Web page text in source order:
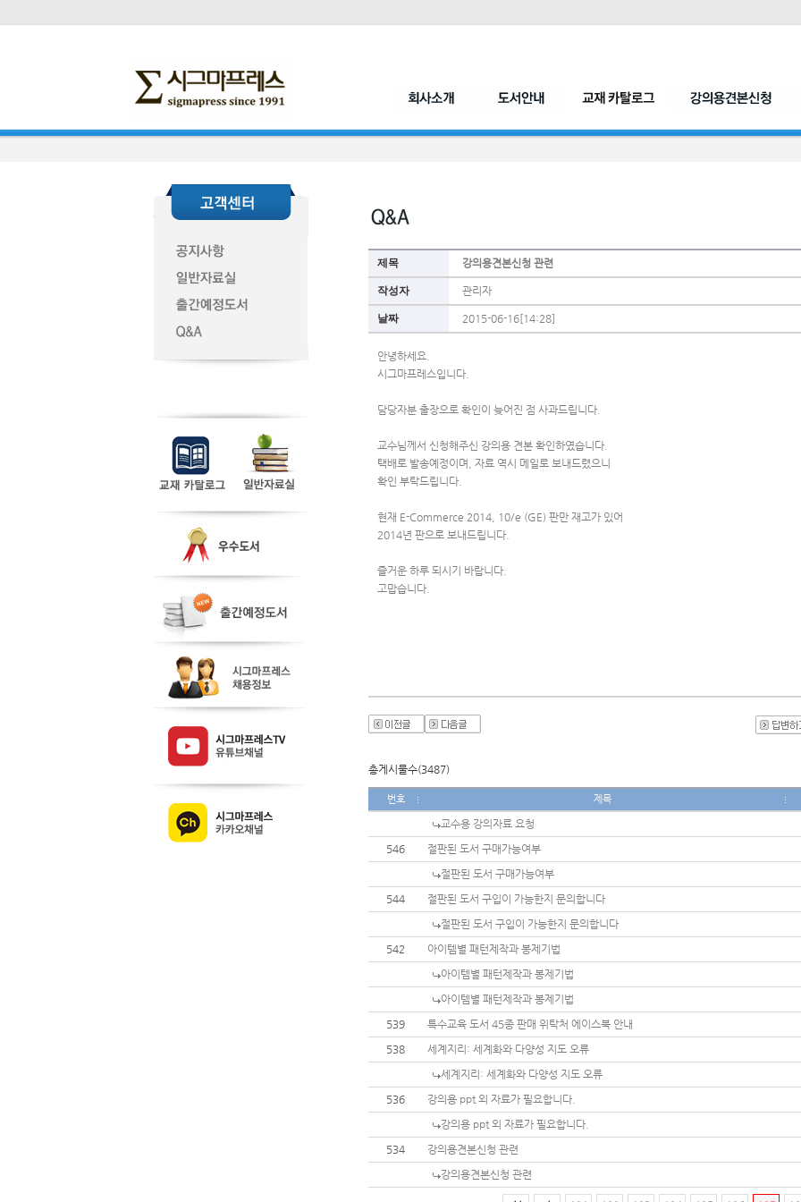
제목 강의용견본신청 관련
작성자 관리자
날짜 2015-06-16[14:28]
안녕하세요.
시그마프레스입니다.
담당자분 출장으로 확인이 늦어진 점 사과드립니다.
교수님께서 신청해주신 강의용 견본 확인하였습니다.
택배로 발송예정이며, 자료 역시 메일로 보내드렸으니
확인 부탁드립니다.
현재 E-Commerce 2014, 10/e (GE) 판만 재고가 있어
2014년 판으로 보내드립니다.
즐거운 하루 되시기 바랍니다.
고맙습니다.
총게시물수(3487)
번호 제목
교수용 강의자료 요청
546
절판된 도서 구매가능여부
절판된 도서 구매가능여부
544
절판된 도서 구입이 가능한지 문의합니다
절판된 도서 구입이 가능한지 문의합니다
542
아이템별 패턴제작과 봉제기법
아이템별 패턴제작과 봉제기법
아이템별 패턴제작과 봉제기법
539
특수교육 도서 45종 판매 위탁처 에이스북 안내
538
세계지리: 세계화와 다양성 지도 오류
세계지리: 세계화와 다양성 지도 오류
536
강의용 ppt 외 자료가 필요합니다.
강의용 ppt 외 자료가 필요합니다.
534
강의용견본신청 관련
강의용견본신청 관련